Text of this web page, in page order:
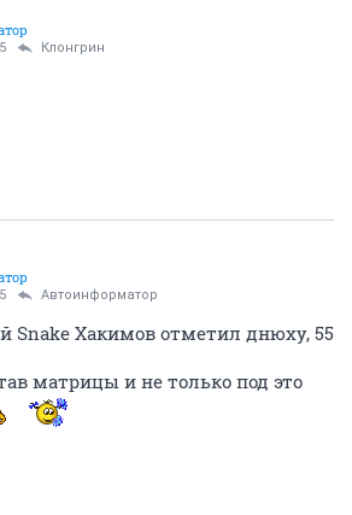
Клонгрин
Автоинформатор
Snake Хакимов отметил днюху, 55
матрицы и не только под это